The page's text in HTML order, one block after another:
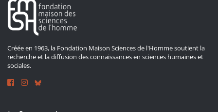
Créée en 1963, la Fondation Maison Sciences de l'Homme soutient la
recherche et la diffusion des connaissances en sciences humaines et
sociales.